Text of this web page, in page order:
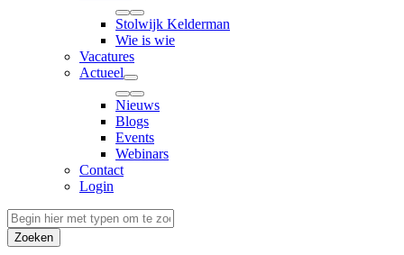
Stolwijk Kelderman
Wie is wie
Vacatures
Actueel
Nieuws
Blogs
Events
Webinars
Contact
Login
Zoeken